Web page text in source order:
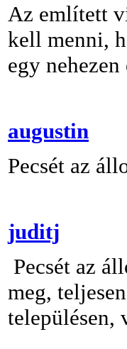
Az említett
kell menni,
egy
augustin
Pecsét az
juditj
Pecsét az
meg,
településen,